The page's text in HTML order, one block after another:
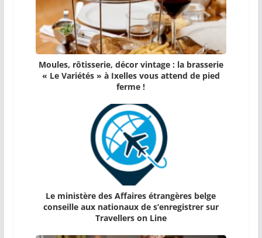
Moules, rôtisserie, décor vintage : la brasserie
« Le Variétés » à Ixelles vous attend de pied
ferme !
Le ministère des Affaires étrangères belge
conseille aux nationaux de s’enregistrer sur
Travellers on Line